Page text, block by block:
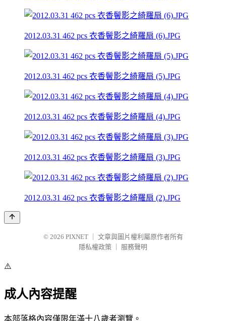
2012.03.31 462 pcs 衣香鬢影之綺羅扇 (6).JPG
2012.03.31 462 pcs 衣香鬢影之綺羅扇 (5).JPG
2012.03.31 462 pcs 衣香鬢影之綺羅扇 (4).JPG
2012.03.31 462 pcs 衣香鬢影之綺羅扇 (3).JPG
2012.03.31 462 pcs 衣香鬢影之綺羅扇 (2).JPG
© 2026 PIXNET
文章與圖片權利屬原作者所有
隱私權政策
服務聲明
⚠️
成人內容提醒
本部落格內容僅限年滿十八歲者瀏覽。